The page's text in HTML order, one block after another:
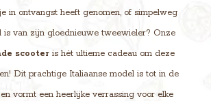
in ontvangst heeft genomen, of simpelweg
is van zijn gloednieuwe tweewieler? Onze
scooter is hét ultieme cadeau om deze
Dit prachtige Italiaanse model is tot in de
vormt een heerlijke verrassing voor elke